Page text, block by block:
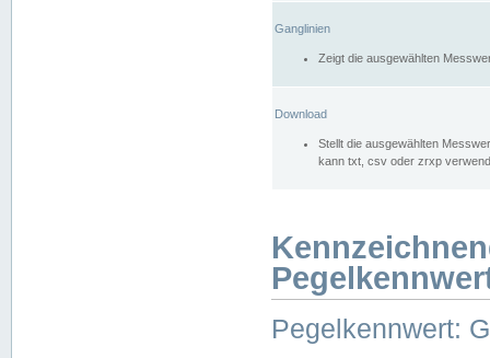
Ganglinien
Zeigt die ausgewählten
Download
Stellt die ausgewählten
kann txt, csv oder zrxp
Pegelkennwert: